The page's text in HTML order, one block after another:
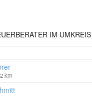
IM UMKREIS
km